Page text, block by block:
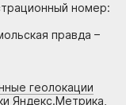
номер:
правда –
геолокации
Яндекс.Метрика,